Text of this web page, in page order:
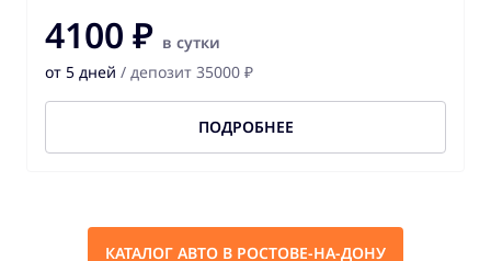
4100 ₽ в сутки
от 5 дней / депозит 35000 ₽
ПОДРОБНЕЕ
КАТАЛОГ АВТО В РОСТОВЕ-НА-ДОНУ